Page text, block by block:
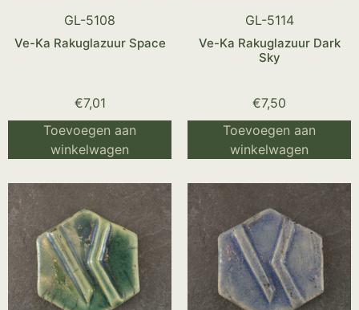
GL-5108
Ve-Ka Rakuglazuur Space
€7,01
Toevoegen aan
winkelwagen
GL-5114
Ve-Ka Rakuglazuur Dark
Sky
€7,50
Toevoegen aan
winkelwagen